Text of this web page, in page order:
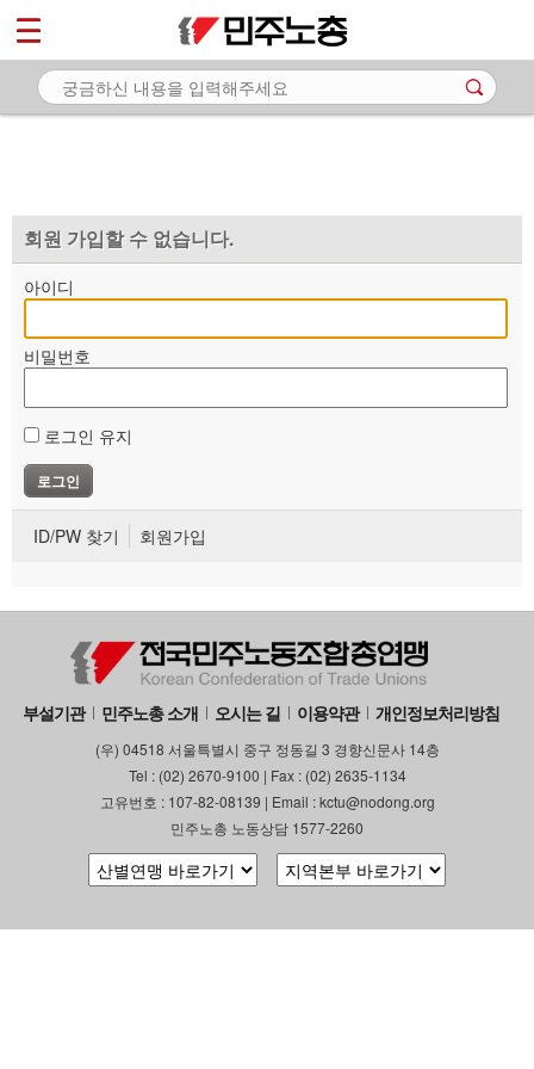
회원 가입할 수 없습니다.
아이디
비밀번호
로그인 유지
ID/PW 찾기 회원가입
부설기관 민주노총 소개 오시는 길 이용약관 개인정보처리방침
(우) 04518 서울특별시 중구 정동길 3 경향신문사 14층
Tel : (02) 2670-9100 | Fax : (02) 2635-1134
고유번호 : 107-82-08139 | Email : kctu@nodong.org
민주노총 노동상담 1577-2260
마이페이지
소개
자료
부설기관